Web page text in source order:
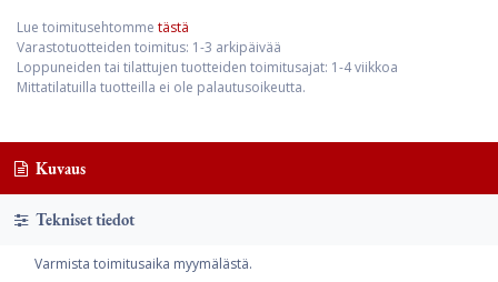
Lue toimitusehtomme tästä
Varastotuotteiden toimitus: 1-3 arkipäivää
Loppuneiden tai tilattujen tuotteiden toimitusajat: 1-4 viikkoa
Mittatilatuilla tuotteilla ei ole palautusoikeutta.
Kuvaus
Tekniset tiedot
Varmista toimitusaika myymälästä.